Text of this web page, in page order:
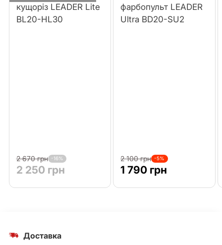
кущоріз LEADER Lite
BL20-HL30
2 670 грн -16%
2 250 грн
фарбопульт LEADER
Ultra BD20-SU2
2 100 грн -5%
1 790 грн
Доставка